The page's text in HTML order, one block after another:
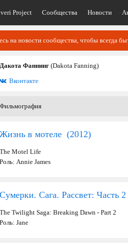
Project Сообщества Новости
на новости сообщества, чтобы всегда
Дакота Фаннинг (Dakota Fanning)
Вконтакте
Фильмография
Жизнь в мотеле (2012)
The Motel Life
Роль: Annie James
Сумерки. Сага. Рассвет: Часть
The Twilight Saga: Breaking Dawn - Part 2
Роль: Jane